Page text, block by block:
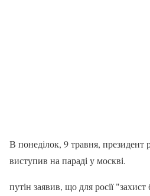
В понеділок, 9 травня, президент
виступив на параді у москві.
путін заявив, що для росії